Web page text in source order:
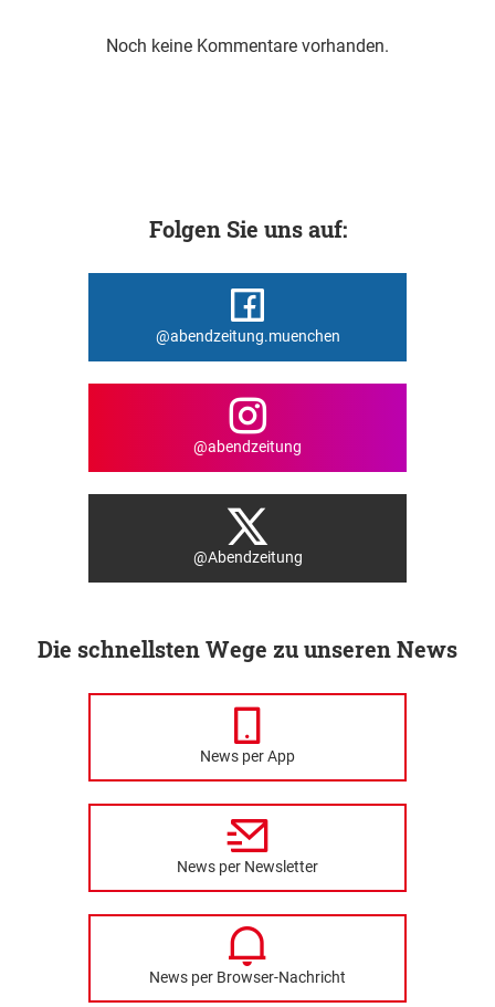
Noch keine Kommentare vorhanden.
Folgen Sie uns auf:
@abendzeitung.muenchen
@abendzeitung
@Abendzeitung
Die schnellsten Wege zu unseren News
News per App
News per Newsletter
News per Browser-Nachricht